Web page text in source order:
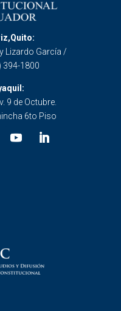
Lizardo García /
394-1800
9 de Octubre.
6to Piso